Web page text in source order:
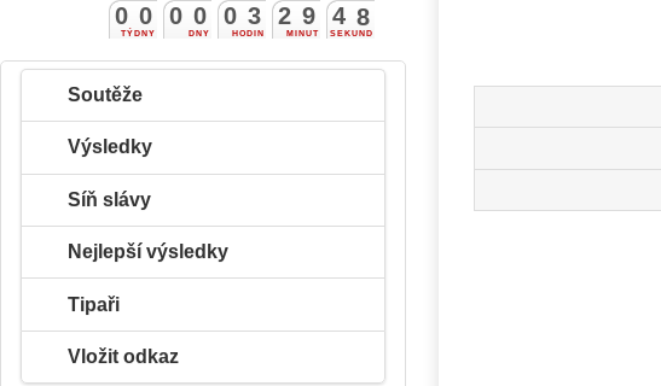
TÝDNY
0 0
DNY
0 0
HODIN
0 3
MINUT
2 9
SEKUND
4 7
8
Soutěže
Výsledky
Síň slávy
Nejlepší výsledky
Tipaři
Vložit odkaz